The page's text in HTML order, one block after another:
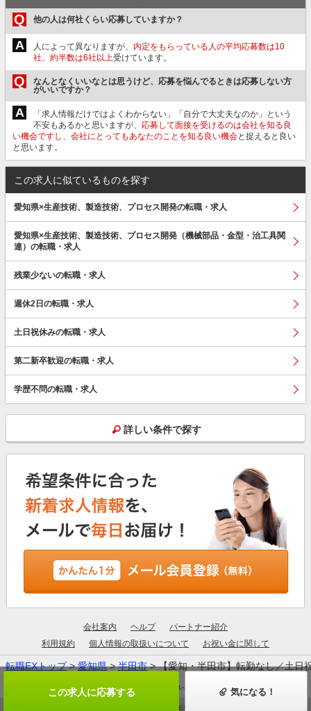
この求人に応募する 気になる！
Q 他の人は何社くらい応募していますか？
A 人によって異なりますが、 内定をもらっている人の平均応募数は10
社、約半数は6社以上受けています。
Q
なんとなくいいなとは思うけど、応募を悩んでるときは応募しない方
がいいですか？
A
「求人情報だけではよくわからない」「自分で大丈夫なのか」という
不安もあるかと思いますが、 応募して面接を受けるのは会社を知る良
い機会ですし、会社にとってもあなたのことを知る良い機会と捉えると良い
と思います。
この求人に似ているものを探す
愛知県×生産技術、製造技術、プロセス開発の転職・求人
愛知県×生産技術、製造技術、プロセス開発（機械部品・金型・治工具関
連）の転職・求人
残業少ないの転職・求人
週休2日の転職・求人
土日祝休みの転職・求人
第二新卒歓迎の転職・求人
学歴不問の転職・求人
詳しい条件で探す
会社案内 ヘルプ
パートナー紹介
利用規約
個人情報の取扱いについて お祝い金に関して
転職EXトップ>愛知県>半田市> 【愛知・半田市】転勤なし／土日
厚生労働大臣許可：13-ユ-305190
© ZIGExN ALL RIGHTS RESERVED.